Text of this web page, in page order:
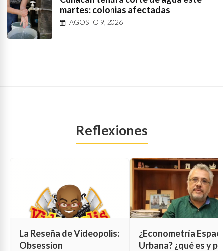
martes: colonias afectadas
AGOSTO 9, 2026
Reflexiones
La Reseña de Videopolis:
Obsession
¿Econometría
Urbana? ¿qué es y